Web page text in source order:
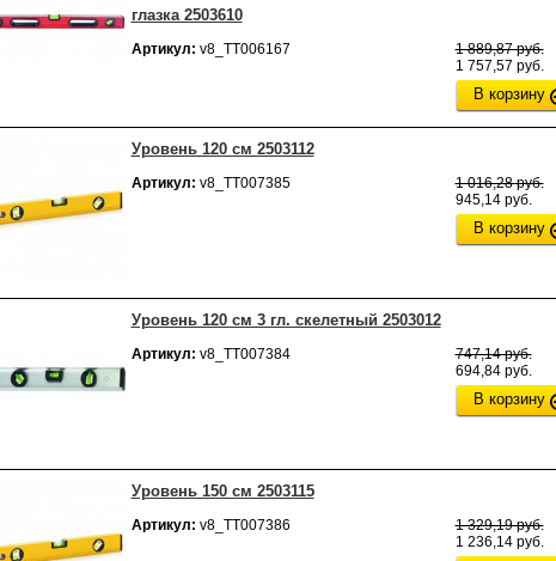
глазка 2503610
Артикул: v8_ТТ006167
1 889,87 руб.
1 757,57 руб.
В корзину
Уровень 120 см 2503112
Артикул: v8_ТТ007385
1 016,28 руб.
945,14 руб.
В корзину
Уровень 120 см 3 гл. скелетный 2503012
Артикул: v8_ТТ007384
747,14 руб.
694,84 руб.
В корзину
Уровень 150 см 2503115
Артикул: v8_ТТ007386
1 329,19 руб.
1 236,14 руб.